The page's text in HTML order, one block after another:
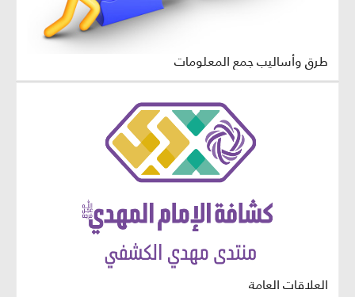
طرق وأساليب جمع المعلومات
العلاقات العامة